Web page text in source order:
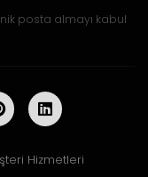
posta almayı kabul
Hizmetleri